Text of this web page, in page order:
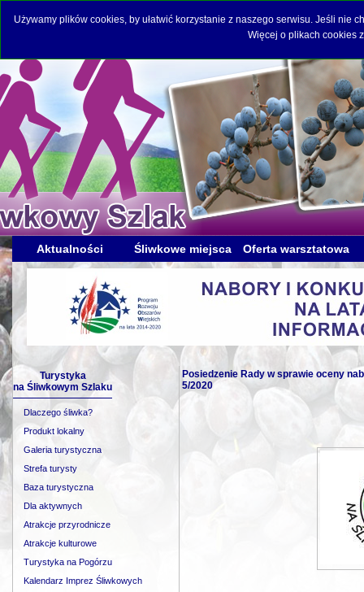
Używamy plików cookies, by ułatwić korzystanie z naszego serwisu. Jeśli
Więcej o plikach cookies
Aktualności Śliwkowe miejsca Oferta warsztatowa
Turystyka
na Śliwkowym Szlaku
Dlaczego śliwka?
Produkt lokalny
Galeria turystyczna
Strefa turysty
Baza turystyczna
Dla aktywnych
Atrakcje przyrodnicze
Atrakcje kulturowe
Turystyka na Pogórzu
Kalendarz Imprez Śliwkowych
Posiedzenie Rady w sprawie oceny
5/2020